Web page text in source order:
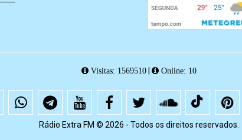
Visitas: 1569510| Online: 10
Rádio Extra FM © 2026 - Todos os direitos reservados.